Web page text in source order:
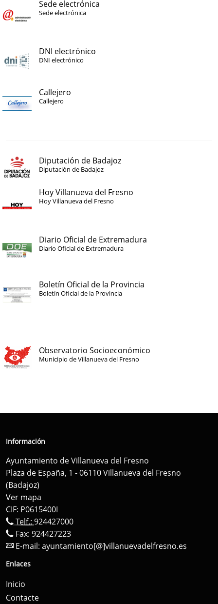
Sede electrónica
Sede electrónica
DNI electrónico
DNI electrónico
Callejero
Callejero
Diputación de Badajoz
Diputación de Badajoz
Hoy Villanueva del Fresno
Hoy Villanueva del Fresno
Diario Oficial de Extremadura
Diario Oficial de Extremadura
Boletín Oficial de la Provincia
Boletín Oficial de la Provincia
Observatorio Socioeconómico
Municipio de Villanueva del Fresno
Información
Ayuntamiento de Villanueva del Fresno
Plaza de España, 1 - 06110 Villanueva del Fresno
(Badajoz)
Ver mapa
CIF: P0615400I
Telf.: 924427000
Fax: 924427223
E-mail: ayuntamiento[@]villanuevadelfresno.es
Enlaces
Inicio
Contacte